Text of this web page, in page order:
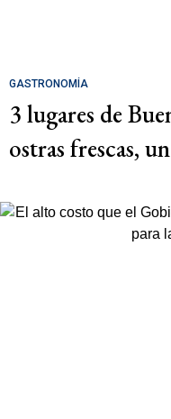
GASTRONOMÍA
3 lugares de
ostras frescas,